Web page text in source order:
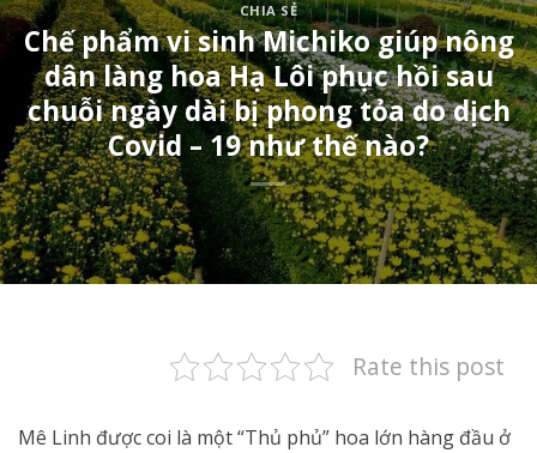
CHIA SẺ
Chế phẩm vi sinh Michiko giúp nông
dân làng hoa Hạ Lôi phục hồi sau
chuỗi ngày dài bị phong tỏa do dịch
Covid – 19 như thế nào?
Rate this post
Mê Linh được coi là một “Thủ phủ” hoa lớn hàng đầu ở